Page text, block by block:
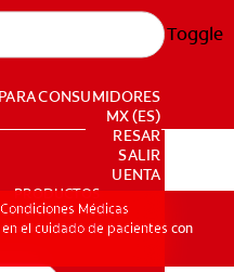
Toggle
PRODUCTOS
PARA CONSUMIDORES
MX (ES)
INGRESAR
SALIR
DE LA CUENTA
PRODUCTOS
Condiciones Médicas
el cuidado de pacientes con